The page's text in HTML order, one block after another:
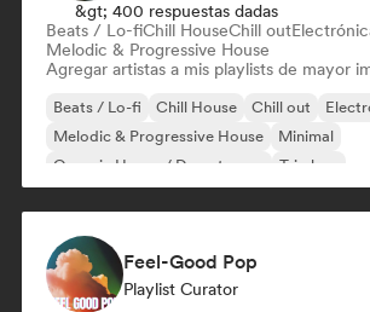
&gt; 400 respuestas dadas
Beats / Lo-fiChill HouseChill out
Melodic & Progressive House
Agregar artistas a mis playlists de mayor
Beats / Lo-fi Chill House Chill out
Melodic & Progressive House
Minimal
Organic House / Downtempo
Trip hop
Feel-Good Pop
Playlist Curator